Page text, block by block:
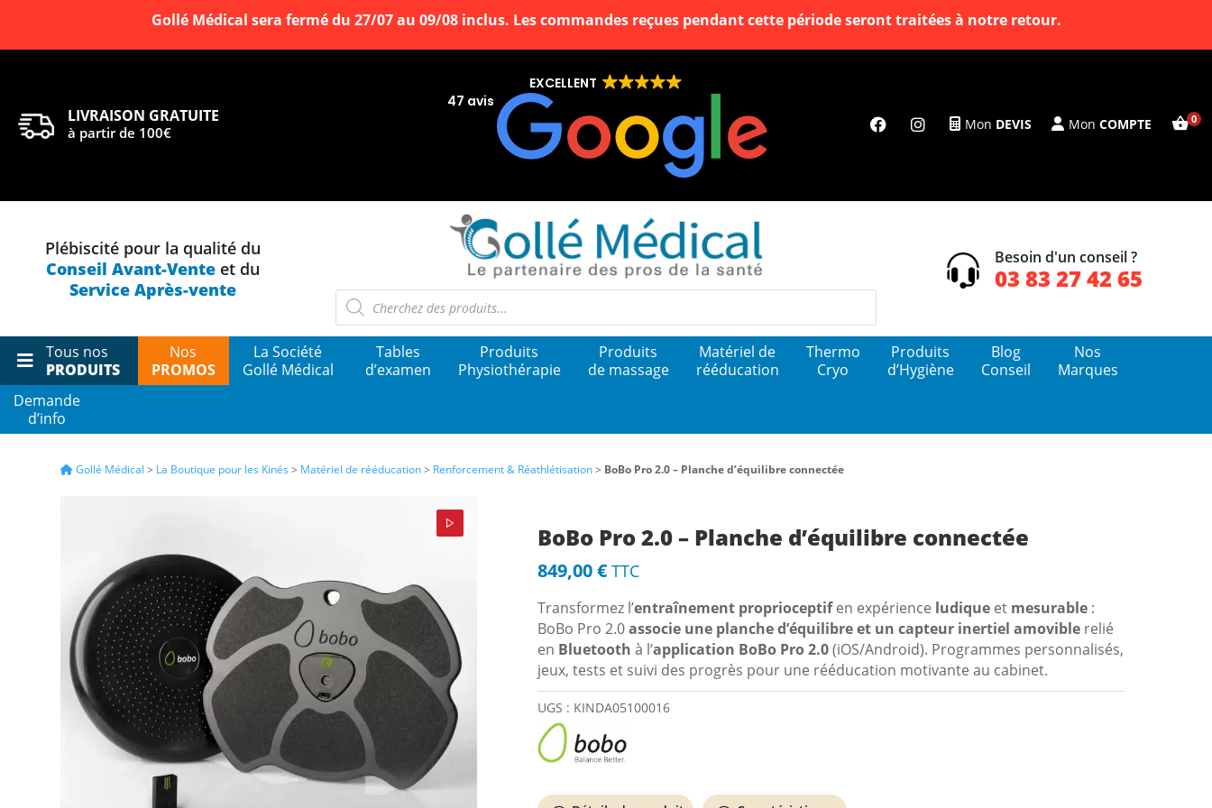
Gollé Médical sera fermé du 27/07 au 09/08 inclus. Les commandes reçues pendant cette période seront traitées à notre retour.
LIVRAISON GRATUITE
à partir de 100€
EXCELLENT
47 avis
Mon DEVIS Mon COMPTE
Plébiscité pour la qualité du
Conseil Avant-Venteet du
Service Après-vente
Recherche
de
produits
Besoin d'un conseil ?
03 83 27 42 65
Tous nos
PRODUITS
La Boutique de vente en ligne Gollé Médical
et les cabinets médicaux.
marques, un conseil personnalisé, une relation de confiance de proximité et un service après-vente hors
Conseil personnalisé Livraison express SAV Hors pair Devis 24h chrono
Nos
PROMOS
La Société
Gollé Médical
Tables
d’examen
Produits
Physiothérapie
Produits
de massage
Matériel de
rééducation
Thermo
Cryo
Produits
d’Hygiène
Blog
Conseil
Nos
Marques
Demande
d’info
Gollé Médical > La Boutique pour les Kinés > Matériel de rééducation> Renforcement & Réathlétisation> BoBo Pro 2.0 – Planche d’équilibre connectée
BoBo Pro 2.0 – Planche d’équilibre connectée
849,00€ TTC
Transformez l’entraînement proprioceptifen expérience ludiqueet mesurable:
BoBo Pro 2.0associe une planche d’équilibre et un capteur inertiel amoviblerelié
en Bluetooth à l’application BoBo Pro 2.0(iOS/Android). Programmes personnalisés,
jeux, tests et suivi des progrès pour une rééducation motivante au cabinet.
UGS : KINDA05100016